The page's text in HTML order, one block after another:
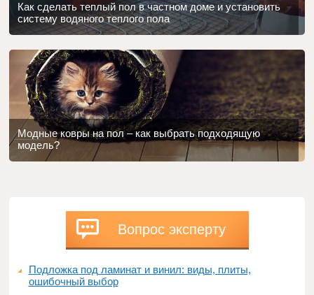
Как сделать теплый пол в частном доме и установить
систему водяного теплого пола
Модные ковры на пол – как выбрать подходящую
модель?
Вопрос эксперту
Подложка под ламинат и винил: виды, плиты,
ошибочный выбор